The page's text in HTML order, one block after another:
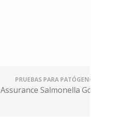
PRUEBAS PARA PATÓGENOS
Assurance Salmonella Gold EIA